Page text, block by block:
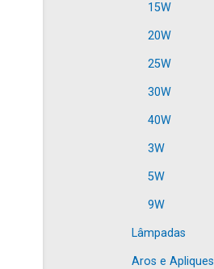
15W
20W
25W
30W
40W
3W
5W
9W
Lâmpadas
Aros e Apliques